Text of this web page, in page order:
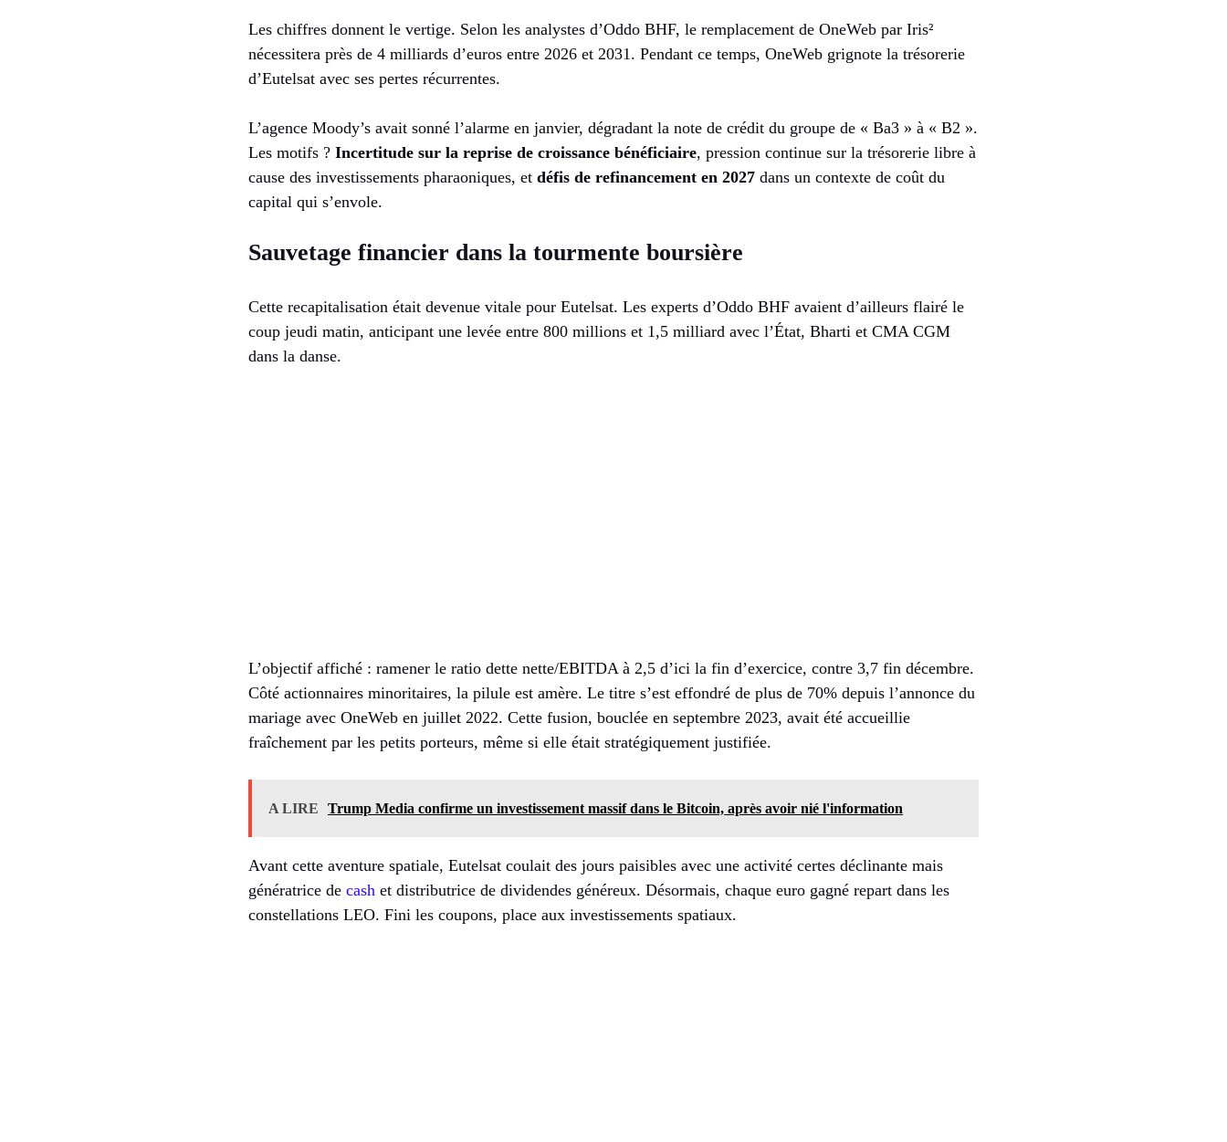
Les chiffres donnent le vertige. Selon les analystes d’Oddo BHF, le remplacement de OneWeb par Iris²
nécessitera près de 4 milliards d’euros entre 2026 et 2031. Pendant ce temps, OneWeb grignote la trésorerie
d’Eutelsat avec ses pertes récurrentes.
L’agence Moody’s avait sonné l’alarme en janvier, dégradant la note de crédit du groupe de « Ba3 » à « B2 ».
Les motifs ? Incertitude sur la reprise de croissance bénéficiaire, pression continue sur la trésorerie libre à
cause des investissements pharaoniques, et défis de refinancement en 2027 dans un contexte de coût du
capital qui s’envole.
Sauvetage financier dans la tourmente boursière
Cette recapitalisation était devenue vitale pour Eutelsat. Les experts d’Oddo BHF avaient d’ailleurs flairé le
coup jeudi matin, anticipant une levée entre 800 millions et 1,5 milliard avec l’État, Bharti et CMA CGM
dans la danse.
L’objectif affiché : ramener le ratio dette nette/EBITDA à 2,5 d’ici la fin d’exercice, contre 3,7 fin décembre.
Côté actionnaires minoritaires, la pilule est amère. Le titre s’est effondré de plus de 70% depuis l’annonce du
mariage avec OneWeb en juillet 2022. Cette fusion, bouclée en septembre 2023, avait été accueillie
fraîchement par les petits porteurs, même si elle était stratégiquement justifiée.
A LIRE Trump Media confirme un investissement massif dans le Bitcoin, après avoir nié l'information
Avant cette aventure spatiale, Eutelsat coulait des jours paisibles avec une activité certes déclinante mais
génératrice de cash et distributrice de dividendes généreux. Désormais, chaque euro gagné repart dans les
constellations LEO. Fini les coupons, place aux investissements spatiaux.